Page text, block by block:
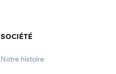
SOCIÉTÉ
Notre histoire